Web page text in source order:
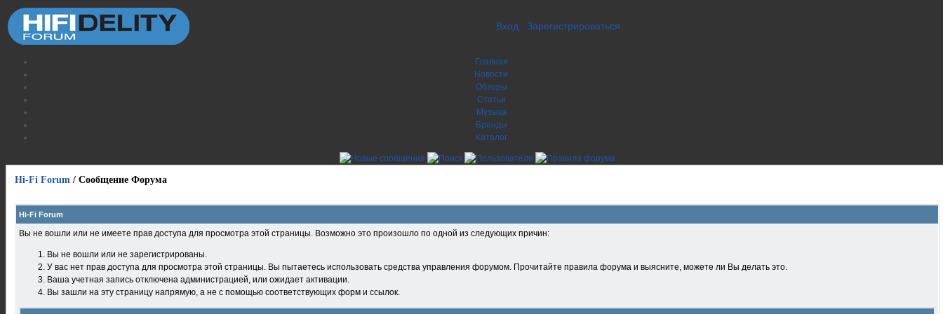
Вход Зарегистрироваться
Главная
Новости
Обзоры
Статьи
Музыка
Бренды
Каталог
Hi-Fi Forum / Сообщение Форума
Hi-Fi Forum
Вы не вошли или не имеете прав доступа для просмотра этой страницы. Возможно это произошло по одной из следующих причин:
Вы не вошли или не зарегистрированы.
У вас нет прав доступа для просмотра этой страницы. Вы пытаетесь использовать средства управления форумом. Прочитайте правила форума и выясните, можете ли Вы делать это.
Ваша учетная запись отключена администрацией, или ожидает активации.
Вы зашли на эту страницу напрямую, а не с помощью соответствующих форм и ссылок.